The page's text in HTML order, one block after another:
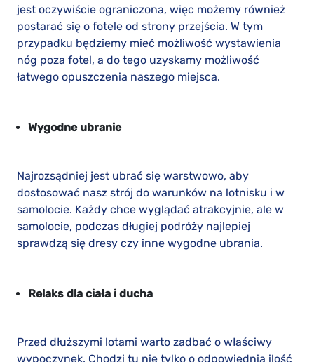
jest oczywiście ograniczona, więc możemy również
postarać się o fotele od strony przejścia. W tym
przypadku będziemy mieć możliwość wystawienia
nóg poza fotel, a do tego uzyskamy możliwość
łatwego opuszczenia naszego miejsca.
Wygodne ubranie
Najrozsądniej jest ubrać się warstwowo, aby
dostosować nasz strój do warunków na lotnisku i w
samolocie. Każdy chce wyglądać atrakcyjnie, ale w
samolocie, podczas długiej podróży najlepiej
sprawdzą się dresy czy inne wygodne ubrania.
Relaks dla ciała i ducha
Przed dłuższymi lotami warto zadbać o właściwy
wypoczynek. Chodzi tu nie tylko o odpowiednią ilość